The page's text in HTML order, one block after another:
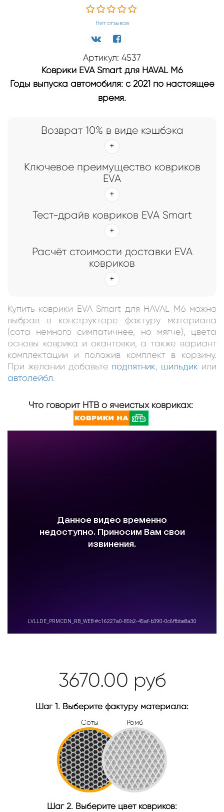
Нет отзывов
Артикул: 4537
Коврики EVA Smart для HAVAL M6
Годы выпуска автомобиля: с 2021 по настоящее
время.
Возврат 10% в виде кэшбэка
Ключевое преимущество ковриков
EVA
Тест-драйв ковриков EVA Smart
Расчёт стоимости доставки EVA
ковриков
Купить коврики EVA Smart для HAVAL M6 можно
выбрав в конструкторе фактуру материала
(сота немного симпатичнее, но мягче), цвета
основы коврика и окантовки, а также вариант
комплектации и положив комплект в корзину.
При желании добавьте подпятник, шильдик или
автолейбл.
Что говорит НТВ о ячеистых ковриках:
3670.00 руб
Шаг 1. Выберите фактуру материала:
Соты Ромб
Шаг 2. Выберите цвет ковриков: